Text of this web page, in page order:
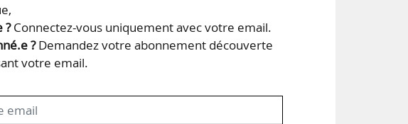
de stocks
?Connectez-vous uniquement avec votre email.
?Demandez votre abonnement découverte
votre email.